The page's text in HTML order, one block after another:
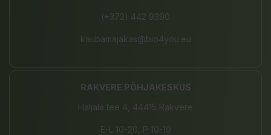
(+372) 442 9390
kaubamajakas@bio4you.eu
RAKVERE PÕHJAKESKUS
Haljala tee 4, 44415 Rakvere
E-L 10-20, P 10-19